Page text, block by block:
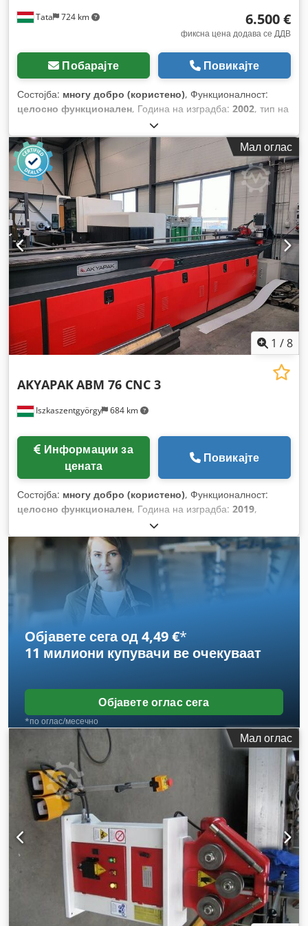
Tata 724 km 6.500 €
фиксна цена додава се ДДВ
Побарајте Повикајте
Состојба: многу добро (користено), Функционалност:
целосно функционален, Година на изградба: 2002, тип на
, степен на автоматизација:
полуавтоматски, тип на активирање:електричен, број на
валјаци:3 , пречникот на валјакот: 90 мм
, работна ширина:
1.550 мм, прилагодување на висината на валјакот:110 мм,
макс. дебелина на лим:
, максимална дебелина на
челичен лим:3 мм, вкупна тежина: 600 кг
, вкупна должина:
2.300 мм , вкупна ширина:700 мм , вкупна висина: 1.150 мм,
моќ:1,1 kW (1,50 коњски сили), влезен напон:400 V,
влезна фреквенција:
50 Hz, Опрема:вртен горен валјак,
закалени ролки, итно стопирање, конусно уредување
за виткање, ножна далечинска контрола,
Мал оглас
1 /8
Iszkaszentgyörgy 684 km
AKYAPAKABM 76 CNC 3
цената
Повикајте
Состојба: многу добро (користено), Функционалност:
целосно функционален, Година на изградба: 2019,
Објавете сега од 4,49 €*
11 милиони купувачи ве очекуваат
Објавете оглас сега
*по оглас/месечно
Мал оглас